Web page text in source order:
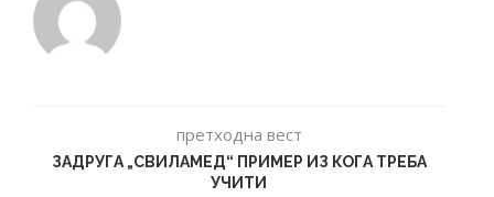
претходна вест
ЗАДРУГА „СВИЛАМЕД“ ПРИМЕР ИЗ КОГА ТРЕБА
УЧИТИ